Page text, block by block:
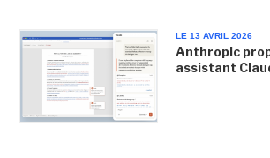
LE 13 AVRIL 2026
Anthropic
assistant